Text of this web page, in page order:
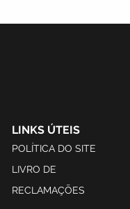
LINKS ÚTEIS
POLÍTICA DO SITE
LIVRO DE
RECLAMAÇÕES